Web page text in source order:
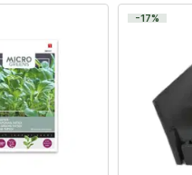
-17%